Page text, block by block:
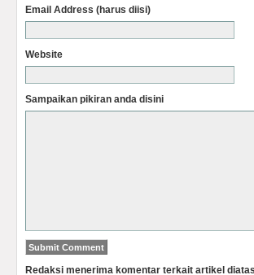
Email Address (harus diisi)
Website
Sampaikan pikiran anda disini
Redaksi menerima komentar terkait artikel